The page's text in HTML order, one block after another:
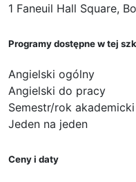
1 Faneuil Hall Square,
Programy dostępne w tej
Angielski ogólny
Angielski do pracy
Semestr/rok akademicki
Jeden na jeden
Ceny i daty